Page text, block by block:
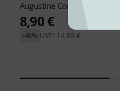
Augustine Concert Red
8,90 €
UVP: 14,80 €
-40%